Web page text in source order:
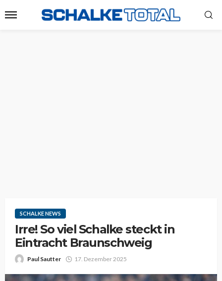
SCHALKE NEWS
Irre! So viel Schalke steckt in
Eintracht Braunschweig
Paul Sautter 17. Dezember 2025